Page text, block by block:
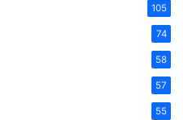
105
74
58
57
55